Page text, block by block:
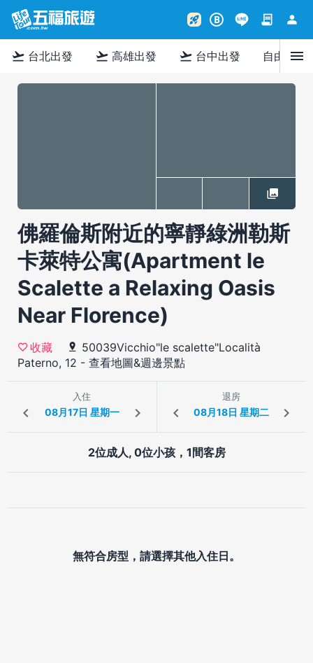
rocket_launch B contract person
flight_takeoff 台北出發 flight_takeoff 高雄出發 flight_takeoff 台中出發 自由行menu
佛羅倫斯附近的寧靜綠洲勒斯
卡萊特公寓(Apartment le
Scalette a Relaxing Oasis
Near Florence)
收藏
50039Vicchio"le scalette"Località
Paterno, 12 - 查看地圖&週邊景點
入住 退房
2位成人, 0位小孩，1間客房
無符合房型，請選擇其他入住日。